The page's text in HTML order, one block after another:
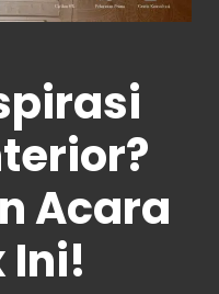
Acara
Ini!